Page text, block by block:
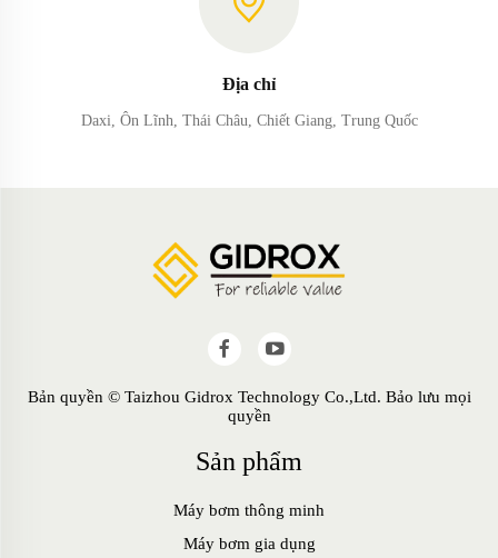
Địa chỉ
Daxi, Ôn Lĩnh, Thái Châu, Chiết Giang, Trung Quốc
Bản quyền © Taizhou Gidrox Technology Co.,Ltd. Bảo lưu mọi
quyền
Sản phẩm
Máy bơm thông minh
Máy bơm gia dụng